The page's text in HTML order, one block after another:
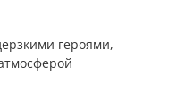
героями,